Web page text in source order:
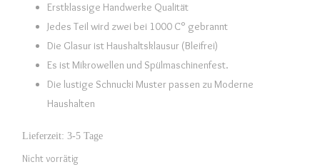
Erstklassige Handwerke Qualität
Jedes Teil wird zwei bei 1000 C° gebrannt
Die Glasur ist Haushaltsklausur (Bleifrei)
Es ist Mikrowellen und Spülmaschinenfest.
Die lustige Schnucki Muster passen zu Moderne
Haushalten
Lieferzeit: 3-5 Tage
Nicht vorrätig